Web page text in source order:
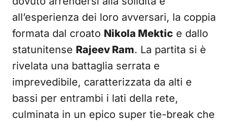
all’esperienza dei loro avversari, la coppia
formata dal croato Nikola Mektic e dallo
statunitense Rajeev Ram. La partita si è
rivelata una battaglia serrata e
imprevedibile, caratterizzata da alti e
bassi per entrambi i lati della rete,
culminata in un epico super tie-break che